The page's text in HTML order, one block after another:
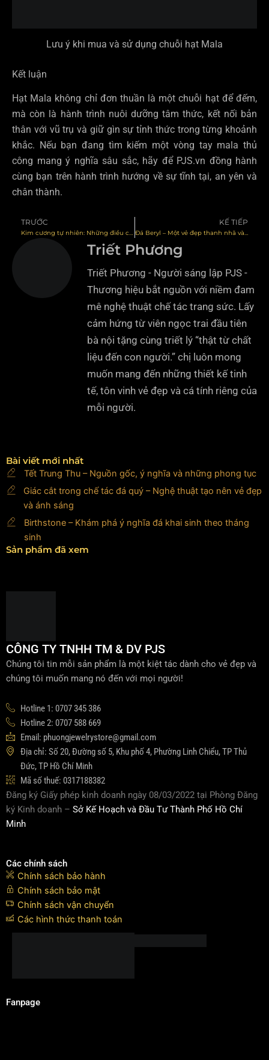
Lưu ý khi mua và sử dụng chuỗi hạt Mala
Kết luận
Hạt Mala không chỉ đơn thuần là một chuỗi hạt để đếm,
mà còn là hành trình nuôi dưỡng tâm thức, kết nối bản
thân với vũ trụ và giữ gìn sự tỉnh thức trong từng khoảnh
khắc. Nếu bạn đang tìm kiếm một vòng tay mala thủ
công mang ý nghĩa sâu sắc, hãy để PJS.vn đồng hành
cùng bạn trên hành trình hướng về sự tĩnh tại, an yên và
chân thành.
Prev
TRƯỚC
Kim cương tự nhiên: Những điều cần biết về kim cương
KẾ TIẾP
Đá Beryl – Một vẻ đẹp thanh nhã và những công dụng ít người biết
Triết Phương
Triết Phương - Người sáng lập PJS -
Thương hiệu bắt nguồn với niềm đam
mê nghệ thuật chế tác trang sức. Lấy
cảm hứng từ viên ngọc trai đầu tiên
bà nội tặng cùng triết lý “thật từ chất
liệu đến con người.” chị luôn mong
muốn mang đến những thiết kế tinh
tế, tôn vinh vẻ đẹp và cá tính riêng của
mỗi người.
Bài viết mới nhất
Tết Trung Thu – Nguồn gốc, ý nghĩa và những phong tục
Giác cắt trong chế tác đá quý – Nghệ thuật tạo nên vẻ đẹp
và ánh sáng
Birthstone – Khám phá ý nghĩa đá khai sinh theo tháng
sinh
Sản phẩm đã xem
CÔNG TY TNHH TM & DV PJS
Chúng tôi tin mỗi sản phẩm là một kiệt tác dành cho vẻ đẹp và
chúng tôi muốn mang nó đến với mọi người!
Hotline 1: 0707 345 386
Hotline 2: 0707 588 669
Email: phuongjewelrystore@gmail.com
Địa chỉ: Số 20, Đường số 5, Khu phố 4, Phường Linh Chiểu, TP Thủ
Đức, TP Hồ Chí Minh
Mã số thuế: 0317188382
Đăng ký Giấy phép kinh doanh ngày 08/03/2022 tại Phòng Đăng
ký Kinh doanh – Sở Kế Hoạch và Đầu Tư Thành Phố Hồ Chí
Minh
Các chính sách
Chính sách bảo hành
Chính sách bảo mật
Chính sách vận chuyển
Các hình thức thanh toán
Fanpage